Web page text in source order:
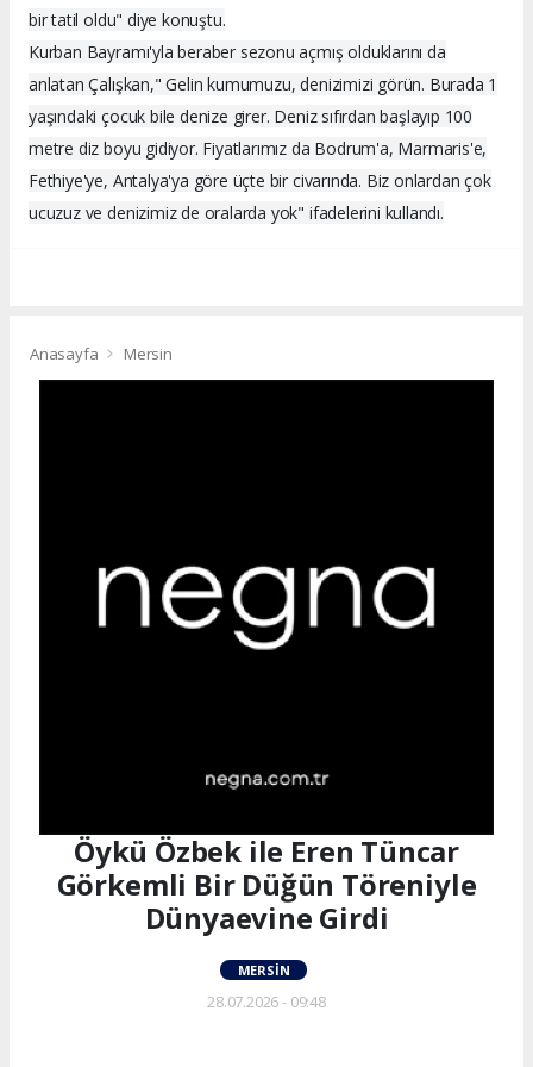
bir tatil oldu" diye konuştu.
Kurban Bayramı'yla beraber sezonu açmış olduklarını da
anlatan Çalışkan," Gelin kumumuzu, denizimizi görün. Burada 1
yaşındaki çocuk bile denize girer. Deniz sıfırdan başlayıp 100
metre diz boyu gidiyor. Fiyatlarımız da Bodrum'a, Marmaris'e,
Fethiye'ye, Antalya'ya göre üçte bir civarında. Biz onlardan çok
ucuzuz ve denizimiz de oralarda yok" ifadelerini kullandı.
Anasayfa Mersin
Öykü Özbek ile Eren Tüncar
Görkemli Bir Düğün Töreniyle
Dünyaevine Girdi
MERSIN
28.07.2026 - 09:48